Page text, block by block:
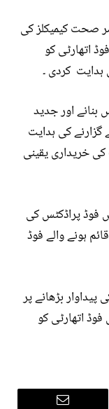
صحت کیمیکلز کی
اتھارٹی کو
کردی ۔
بنانے اور جدید
کی ہدایت
کی خریداری یقینی
فوڈ پراڈکٹس کی
ہونے والے فوڈ
بڑھانے پر
اتھارٹی کو